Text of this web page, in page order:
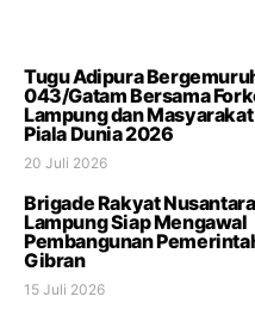
Tugu Adipura
043/Gatam Bersama
Lampung dan
Piala Dunia 2026
20 Juli 2026
Brigade Rakyat
Lampung Siap Mengawal
Pembangunan
Gibran
15 Juli 2026